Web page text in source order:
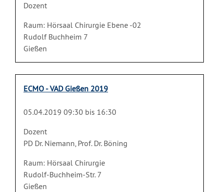
Dozent
Raum: Hörsaal Chirurgie Ebene -02
Rudolf Buchheim 7
Gießen
ECMO - VAD Gießen 2019
05.04.2019 09:30 bis 16:30
Dozent
PD Dr. Niemann, Prof. Dr. Böning
Raum: Hörsaal Chirurgie
Rudolf-Buchheim-Str. 7
Gießen